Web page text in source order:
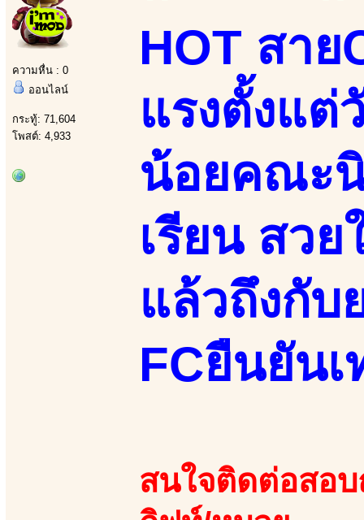
ความหื่น : 0
ออนไลน์
กระทู้: 71,604
โพสต์: 4,933
HOT สาย
แรงตั้งแต่
น้อยคณะ
เรียน สว
แล้วถึงกับ
FCยืนยัน
สนใจติดต่อสอบ